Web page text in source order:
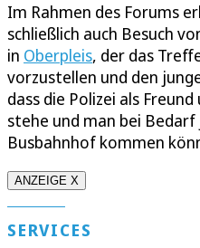
Im Rahmen des Forums
schließlich auch Besuch
in Oberpleis, der das
vorzustellen und den
dass die Polizei als
stehe und man bei
Busbahnhof kommen
ANZEIGE X
SERVICES